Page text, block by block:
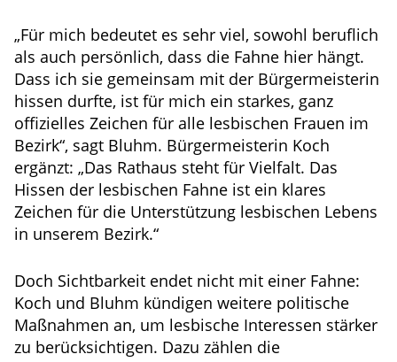
„Für mich bedeutet es sehr viel, sowohl beruflich
als auch persönlich, dass die Fahne hier hängt.
Dass ich sie gemeinsam mit der Bürgermeisterin
hissen durfte, ist für mich ein starkes, ganz
offizielles Zeichen für alle lesbischen Frauen im
Bezirk“, sagt Bluhm. Bürgermeisterin Koch
ergänzt: „Das Rathaus steht für Vielfalt. Das
Hissen der lesbischen Fahne ist ein klares
Zeichen für die Unterstützung lesbischen Lebens
in unserem Bezirk.“
Doch Sichtbarkeit endet nicht mit einer Fahne:
Koch und Bluhm kündigen weitere politische
Maßnahmen an, um lesbische Interessen stärker
zu berücksichtigen. Dazu zählen die